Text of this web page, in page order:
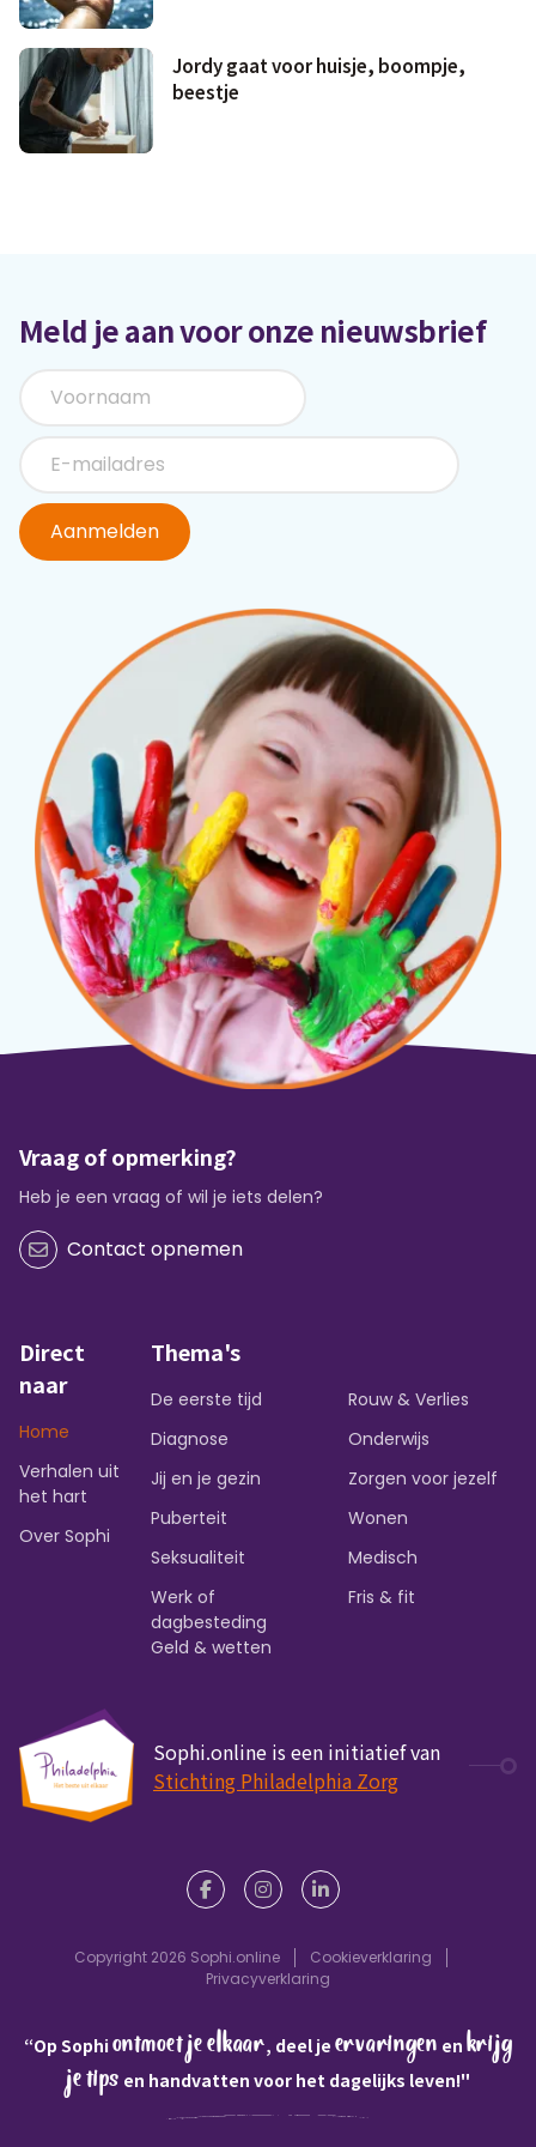
Jordy gaat voor huisje, boompje,
beestje
Meld je aan voor onze nieuwsbrief
Aanmelden
Vraag of opmerking?
Heb je een vraag of wil je iets delen?
Contact opnemen
Direct
naar
Home
Verhalen uit
het hart
Over Sophi
Thema's
De eerste tijd
Diagnose
Jij en je gezin
Puberteit
Seksualiteit
Werk of
dagbesteding
Rouw & Verlies
Onderwijs
Zorgen voor jezelf
Wonen
Medisch
Fris & fit
Geld & wetten
Sophi.online is een initiatief van
Stichting Philadelphia Zorg
Copyright 2026 Sophi.online
Cookieverklaring
Privacyverklaring
“Op Sophiontmoet je elkaar, deel je ervaringen en krijg
je tips en handvatten voor het dagelijks leven!"